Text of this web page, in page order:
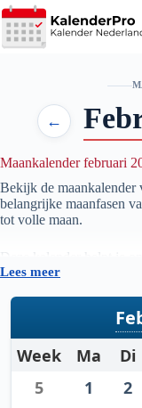
Ga
naar
de
←
Maankalender februari
Bekijk de maankalender
belangrijke maanfasen
tot volle maan.
Deze kalender helpt je
welke fase staat, handig
weten wanneer de
De gegevens worden
gebaseerd op
maand.
Lees meer
Week Ma Di
5
1 2